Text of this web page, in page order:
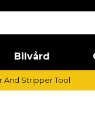
Bilvård
And Stripper Tool